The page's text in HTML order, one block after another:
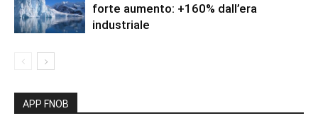
forte aumento: +160% dall’era
industriale
APP FNOB